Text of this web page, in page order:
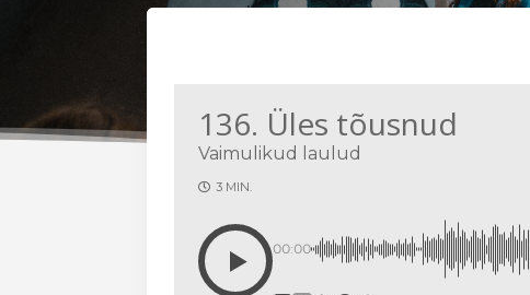
136. Üles tõusnud
Vaimulikud laulud
3 MIN.
00:00